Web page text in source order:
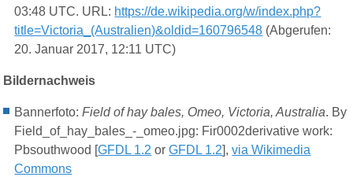
03:48 UTC. URL: https://de.wikipedia.org/w/index.php?
title=Victoria_(Australien)&oldid=160796548 (Abgerufen:
20. Januar 2017, 12:11 UTC)
Bildernachweis
Bannerfoto:Field of hay bales, Omeo, Victoria, Australia. By
Field_of_hay_bales_-_omeo.jpg: Fir0002derivative work:
Pbsouthwood [GFDL 1.2 orGFDL 1.2],via Wikimedia
Commons